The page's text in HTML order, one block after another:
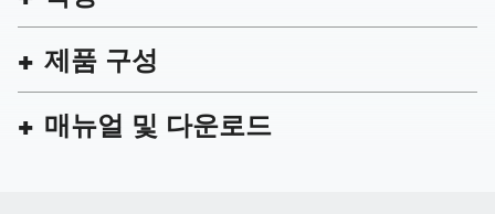
제품 구성
매뉴얼 및 다운로드